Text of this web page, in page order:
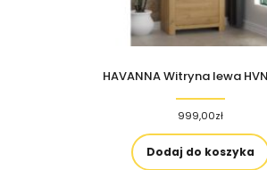
HAVANNA Witryna lewa
999,00zł
Dodaj do koszyka